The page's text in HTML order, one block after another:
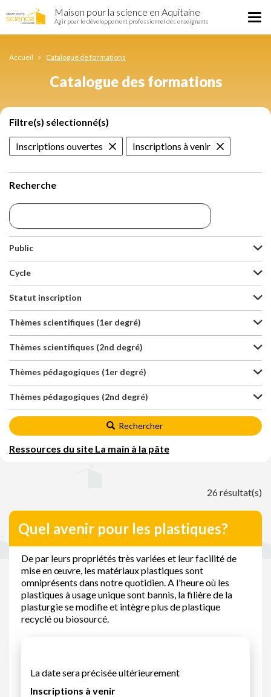
Catalogue
des
au
Maison pour la science en Aquitaine
Agir pour le développement professionnel des enseignants
Accueil Catalogue de formations
Catalogue des formations
Filtre(s) sélectionné(s)
Inscriptions ouvertes Inscriptions à venir
Recherche
Public
Cycle
Statut inscription
Thèmes scientifiques (1er degré)
Thèmes scientifiques (2nd degré)
Thèmes pédagogiques (1er degré)
Thèmes pédagogiques (2nd degré)
Rechercher
Ressources du site La main à la pâte
26 résultat(s)
Quel avenir pour les plastiques?
De par leurs propriétés très variées et leur facilité de
mise en œuvre, les matériaux plastiques sont
omniprésents dans notre quotidien. A l'heure où les
plastiques à usage unique sont bannis, la filière de la
plasturgie se modifie et intègre plus de plastique
recyclé ou biosourcé.
La date sera précisée ultérieurement
Inscriptions à venir